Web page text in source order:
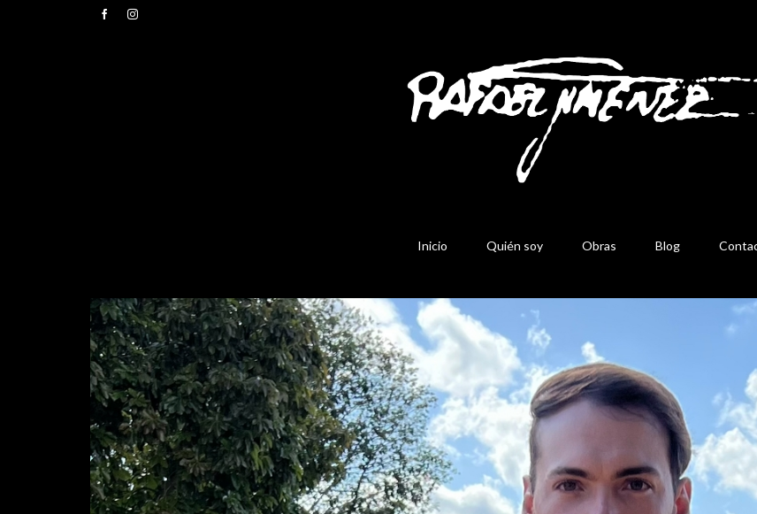
Inicio Quién soy Obras Blog